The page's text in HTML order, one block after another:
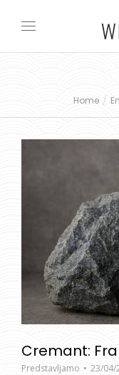
You are here:Home
Cremant:
Predstavljamo 23/04/